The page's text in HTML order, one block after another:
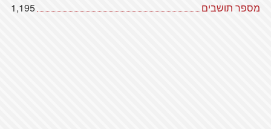
מספר תושבים
1,195